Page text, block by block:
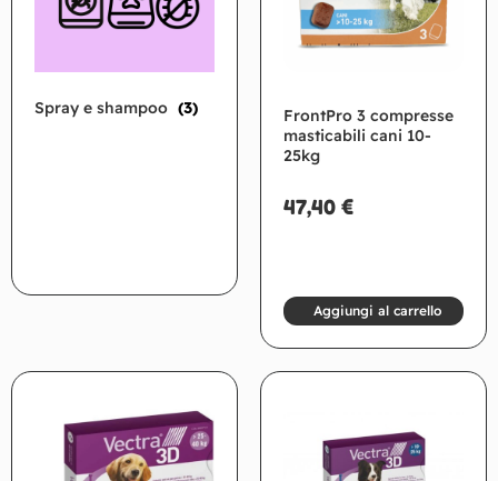
Spray e shampoo (3)
FrontPro 3 compresse
masticabili cani 10-
25kg
47,40 €
Aggiungi al carrello